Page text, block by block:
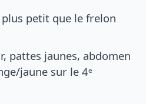
petit que le frelon
pattes jaunes, abdomen
jaune sur le 4ᵉ